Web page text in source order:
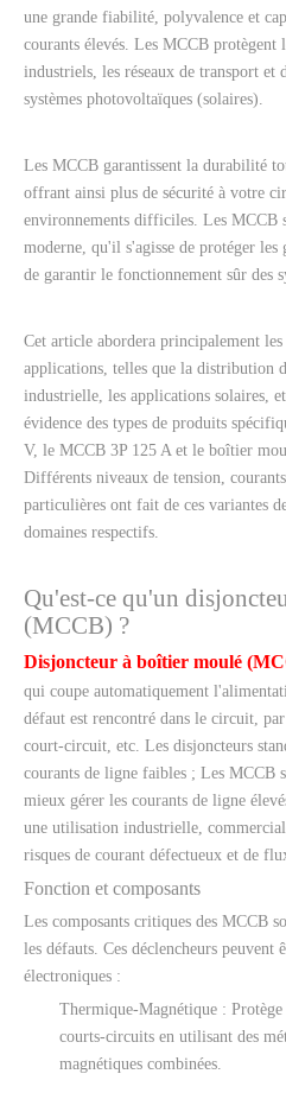
une grande fiabilité, polyvalence et
courants élevés. Les MCCB protègent
industriels, les réseaux de transport
systèmes photovoltaïques (solaires).
Les MCCB garantissent la durabilité
offrant ainsi plus de sécurité à votre
environnements difficiles. Les MCCB
moderne, qu'il s'agisse de protéger les
de garantir le fonctionnement sûr des
Cet article abordera principalement
applications, telles que la distribution
industrielle, les applications solaires,
évidence des types de produits
V, le MCCB 3P 125 A et le boîtier
Différents niveaux de tension,
particulières ont fait de ces variantes
domaines respectifs.
Qu'est-ce qu'un
(MCCB) ?
Disjoncteur à boîtier moulé
qui coupe automatiquement
défaut est rencontré dans le circuit,
court-circuit, etc. Les disjoncteurs
courants de ligne faibles ; Les MCCB
mieux gérer les courants de ligne
une utilisation industrielle,
risques de courant défectueux et de
Fonction et composants
Les composants critiques des MCCB
les défauts. Ces déclencheurs
électroniques :
Thermique-Magnétique : Protège
courts-circuits en utilisant des
magnétiques combinées.